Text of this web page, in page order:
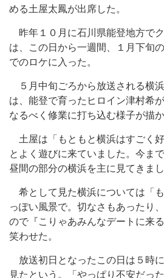
める土屋太鳳が出席した。
昨年１０月に石川県能登地方で
は、この日から一週間、１月下旬
でのロケに入った。
５月中旬ごろから放送される横
は、能登で育ったヒロイン津村希
なるべく修業に打ち込む様子が描か
土屋は「もともと横浜はすごく
とよく遊びに来ていました。今ま
昼間の部分の横浜を主に見てきま
希として見た横浜については「
っぽい風景で。切なさもあったり
ので『こりゃあみんなデートに来
笑わせた。
放送初日となったこの日は５時
見たという。「やっぱり不安だっ